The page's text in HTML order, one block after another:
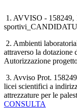
1. AVVISO - 158249,
2. Ambienti
attraverso la dotazione
Autorizzazione
3. Avviso Prot.
licei scientifici a
attrezzature per le
CONSULTA